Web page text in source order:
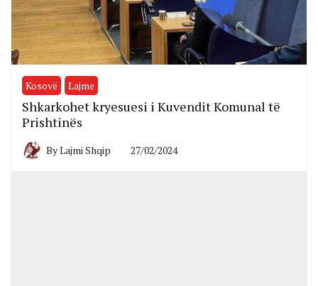
Kosovë Lajme
Shkarkohet kryesuesi i Kuvendit Komunal të
Prishtinës
ByLajmi Shqip 27/02/2024